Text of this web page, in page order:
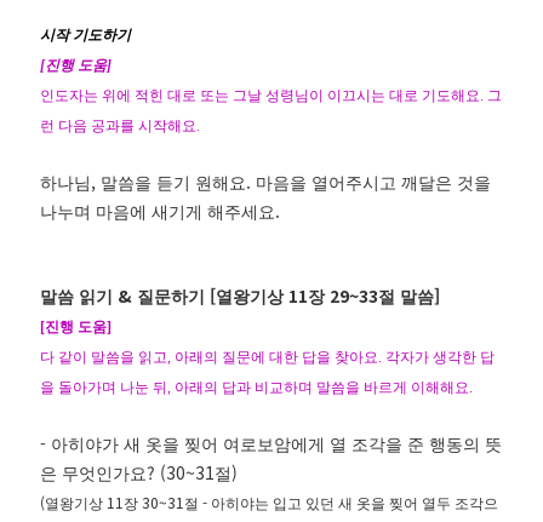
시작 기도하기
[진행 도움]
인도자는 위에 적힌 대로 또는 그날 성령님이 이끄시는 대로 기도해요
그
런 다음 공과를 시작해요
하나님 , 말씀을 듣기 원해요 . 마음을 열어주시고 깨달은 것을
나누며 마음에 새기게 해주세요 .
말씀 읽기 & 질문하기 [열왕기상 11장 29~33절 말씀]
[진행 도움]
다 같이 말씀을 읽고
아래의 질문에 대한 답을 찾아요
각자가 생각한 답
을 돌아가며 나눈 뒤 아래의 답과 비교하며 말씀을 바르게 이해해요
- 아히야가 새 옷을 찢어 여로보암에게 열 조각을 준 행동의 뜻
은 무엇인가요? (30~31 절)
(열왕기상 11 장30~31 절- 아히야는 입고 있던 새 옷을 찢어 열두 조각으